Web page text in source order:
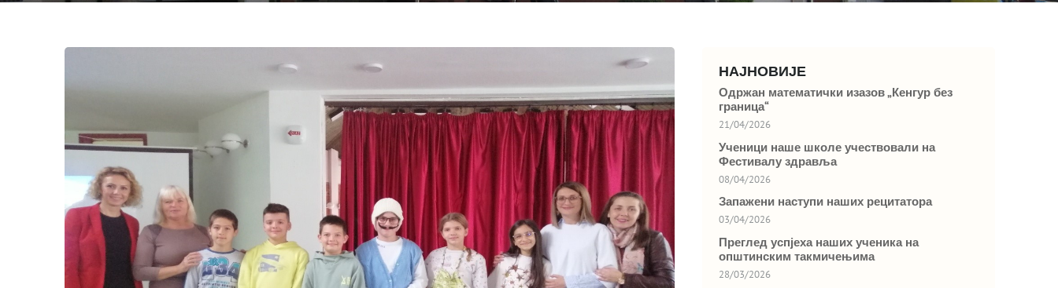
НАЈНОВИЈЕ
Одржан математички изазов „Кенгур без
граница“
21/04/2026
Ученици наше школе учествовали на
Фестивалу здравља
08/04/2026
Запажени наступи наших рецитатора
03/04/2026
Преглед успјеха наших ученика на
општинским такмичењима
28/03/2026